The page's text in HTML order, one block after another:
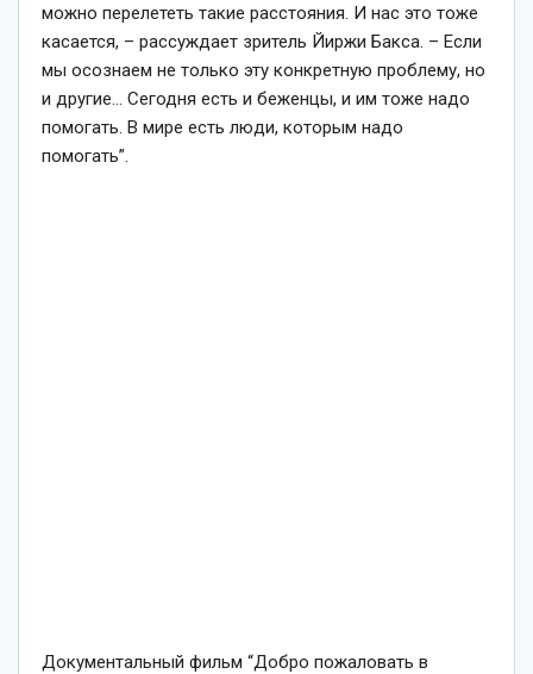
можно перелететь такие расстояния. И нас это тоже
касается, – рассуждает зритель Йиржи Бакса. – Если
мы осознаем не только эту конкретную проблему, но
и другие… Сегодня есть и беженцы, и им тоже надо
помогать. В мире есть люди, которым надо
помогать”.
Документальный фильм “Добро пожаловать в